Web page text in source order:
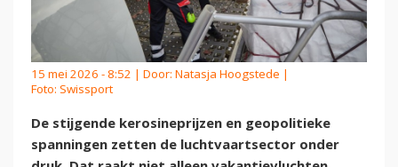
15 mei 2026 - 8:52 | Door: Natasja Hoogstede |
Foto: Swissport
De stijgende kerosineprijzen en geopolitieke
spanningen zetten de luchtvaartsector onder